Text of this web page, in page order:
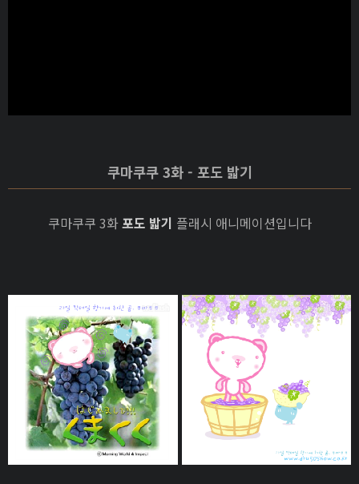
쿠마쿠쿠 3화 - 포도 밟기
쿠마쿠쿠 3화포도 밟기 플래시 애니메이션입니다